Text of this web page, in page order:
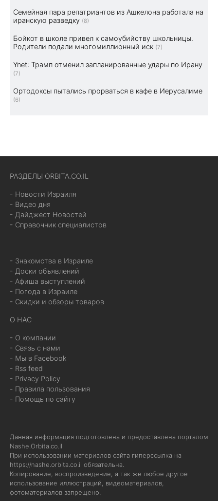
Семейная пара репатриантов из Ашкелона работала на
иранскую разведку (8)
Бойкот в школе привел к самоубийству школьницы.
Родители подали многомиллионный иск (7)
Ynet: Трамп отменил запланированные удары по Ирану
(7)
Ортодоксы пытались прорваться в кафе в Иерусалиме
(6)
РАЗДЕЛЫ ORBITA.CO.IL
- Новости Израиля
- Видео дня
- Дайджест Новостей
- Справочник специалистов
- Знакомства в Израиле
- Доски объявлений
- Афиша выступлений
- Погода в Израиле
- Скидки и обзоры товаров
О НАС
- О компании
- Связь с нами
- Мы в Facebook
- Rss feed
- Privacy Policy
- Правила пользования
- Помощь по сайту
Данная информация подготовлена и предоставлена порталом
Nashe.Orbita.co.il
При использовании материалов сайта гиперссылка на
https://nashe.orbita.co.il обязательна.
Копирование, воспроизведение, а так же любое другое
использование иллюстраций, видеоматериалов,
фотоматериалов запрещено.